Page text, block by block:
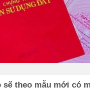
sẽ theo mẫu mới có